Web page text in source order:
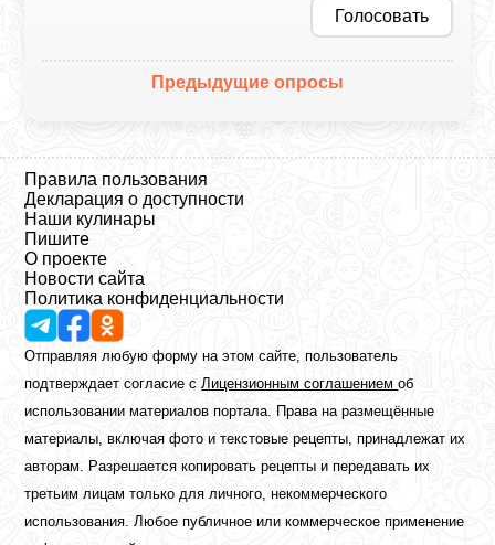
Голосовать
Предыдущие опросы
Правила пользования
Декларация о доступности
Наши кулинары
Пишите
О проекте
Новости сайта
Политика конфиденциальности
Отправляя любую форму на этом сайте, пользователь
подтверждает согласие сЛицензионным соглашениемоб
использовании материалов портала. Права на размещённые
материалы, включая фото и текстовые рецепты, принадлежат их
авторам. Разрешается копировать рецепты и передавать их
третьим лицам только для личного, некоммерческого
использования. Любое публичное или коммерческое применение